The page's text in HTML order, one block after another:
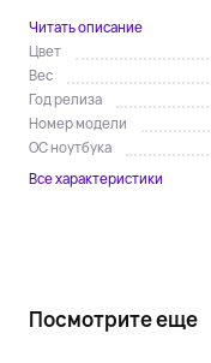
Читать описание
Цвет
Вес
Год релиза
Номер модели
ОС ноутбука
Все характеристики
Посмотрите еще